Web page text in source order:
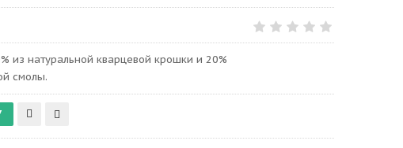
из натуральной кварцевой крошки и 20%
смолы.